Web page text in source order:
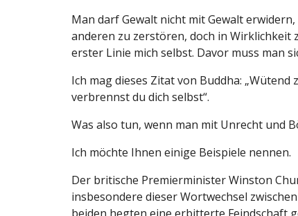
Man darf Gewalt nicht mit Gewalt
anderen zu zerstören, doch in Wirklichkeit
erster Linie mich selbst. Davor muss man
Ich mag dieses Zitat von Buddha:
verbrennst du dich selbst“.
Was also tun, wenn man mit Unrecht und
Ich möchte Ihnen einige Beispiele nennen.
Der britische Premierminister Winston
insbesondere dieser Wortwechsel